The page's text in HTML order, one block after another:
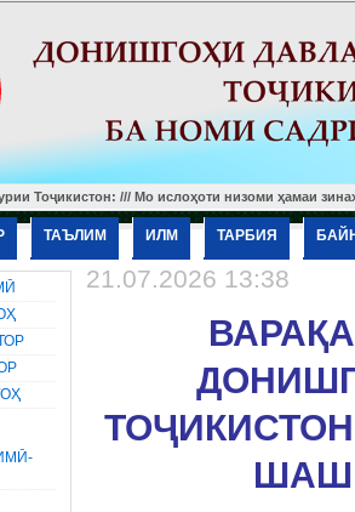
/// Мо ислоҳоти низоми ҳамаи зинаҳои
ТАЪЛИМ ИЛМ ТАРБИЯ
21.07.2026 13:38